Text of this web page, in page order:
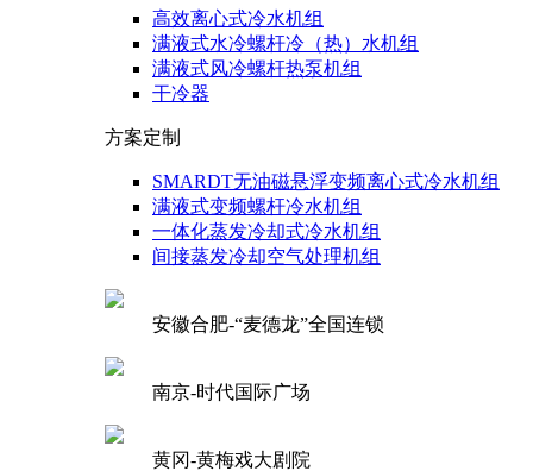
高效离心式冷水机组
满液式水冷螺杆冷（热）水机组
满液式风冷螺杆热泵机组
干冷器
方案定制
SMARDT无油磁悬浮变频离心式冷水机组
满液式变频螺杆冷水机组
一体化蒸发冷却式冷水机组
间接蒸发冷却空气处理机组
安徽合肥-“麦德龙”全国连锁
南京-时代国际广场
黄冈-黄梅戏大剧院